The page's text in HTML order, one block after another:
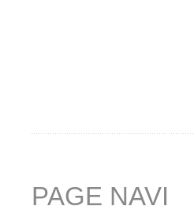
PAGE NAVI